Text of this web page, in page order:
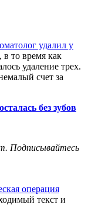
удалил у
, в то время как
удаление трех.
счет за
без зубов
Подписывайтесь
операция
текст и